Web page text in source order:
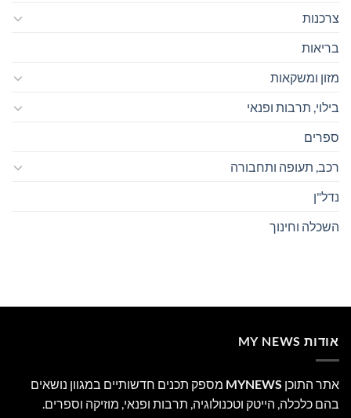
צרכנות
בריאות
מזון ומשקאות
בילוי, תרבות ופנאי
ספרים
רכב, תעופה ותחבורה
נדל"ן
השכלה וחינוך
אודות MY NEWS
אתר התוכן MYNEWS מספק תכנים חדשותיים במגוון נושאים
בהם כלכלה, הייטק וטכנולוגיה, תרבות ופנאי, מוזיקה וספרים.